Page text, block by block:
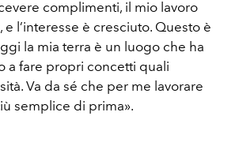
complimenti, il mio lavoro
l’interesse è cresciuto. Questo è
la mia terra è un luogo che ha
a fare propri concetti quali
Va da sé che per me lavorare
semplice di prima».